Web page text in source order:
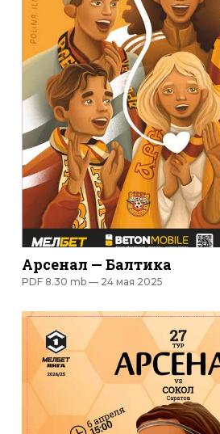
Арсенал — Балтика
PDF 8.30 mb — 24 мая 2025